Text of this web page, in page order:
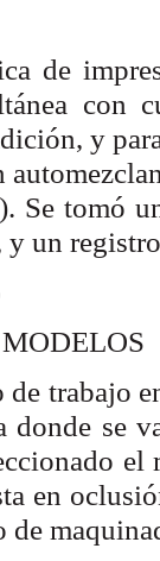
de
con
y
). Se tomó
y un
de trabajo
donde se
en
de